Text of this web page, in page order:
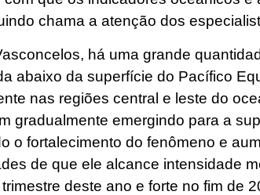
chama a atenção dos
há uma grande
abaixo da superfície do Pacífico
nas regiões central e leste do
gradualmente emergindo para a
o fortalecimento do fenômeno e
de que ele alcance intensidade
deste ano e forte no fim de